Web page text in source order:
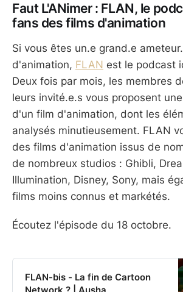
Faut L'ANimer : FLAN, le
fans des films d'animation
Si vous êtes un.e grand.e
d'animation, FLAN est le podcast
Deux fois par mois, les membres
leurs invité.e.s vous proposent
d'un film d'animation, dont les
analysés minutieusement. FLAN
des films d'animation issus de
de nombreux studios : Ghibli,
Illumination, Disney, Sony, mais
films moins connus et markétés.
Écoutez l'épisode du 18 octobre.
FLAN-bis - La fin de Cartoon